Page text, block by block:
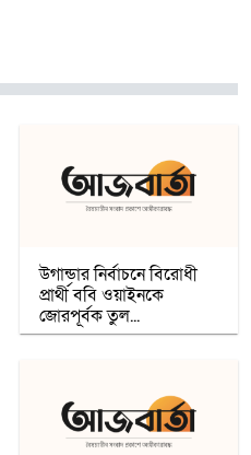
উগান্ডার নির্বাচনে বিরোধী
প্রার্থী ববি ওয়াইনকে
জোরপূর্বক তুল...